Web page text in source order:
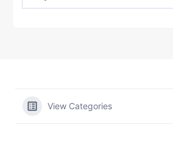
View Categories